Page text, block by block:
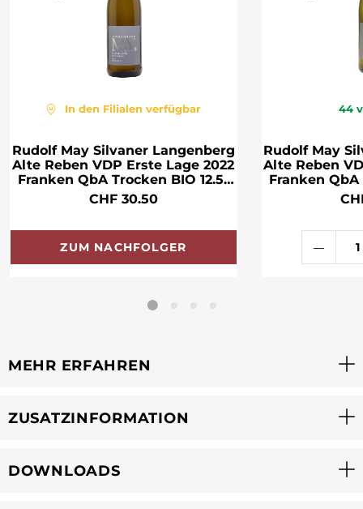
In den Filialen verfügbar
Rudolf May Silvaner Langenberg
Alte Reben VDP Erste Lage 2022
Franken QbA Trocken BIO 12.5°
75cl
CHF 30.50
ZUM NACHFOLGER
44
Rudolf May
Alte Reben
Franken QbA
MEHR ERFAHREN
ZUSATZINFORMATION
DOWNLOADS